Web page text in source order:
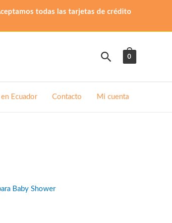
todas las tarjetas de crédito
Buscar
0
en Ecuador Contacto Mi cuenta
Baby Shower